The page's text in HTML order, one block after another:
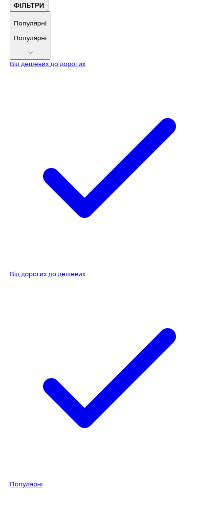
ФІЛЬТРИ
Популярні
Популярні
Від дешевих до дорогих
Від дорогих до дешевих
Популярні